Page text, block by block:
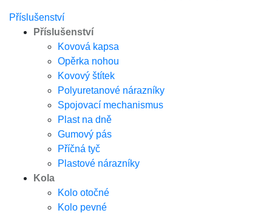
Příslušenství
Příslušenství
Kovová kapsa
Opěrka nohou
Kovový štítek
Polyuretanové nárazníky
Spojovací mechanismus
Plast na dně
Gumový pás
Příčná tyč
Plastové nárazníky
Kola
Kolo otočné
Kolo pevné